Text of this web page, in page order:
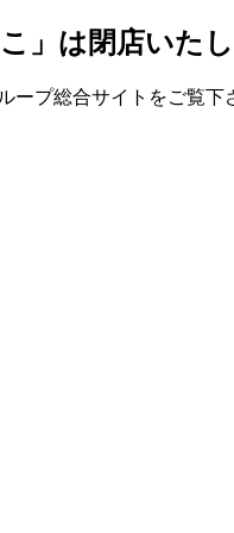
」は閉店いたし
ープ総合サイトをご覧下